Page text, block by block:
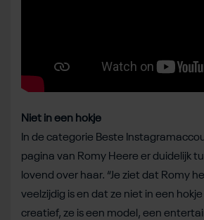
Niet in een hokje
In de categorie Beste
pagina van Romy Heere er duidelijk
lovend over haar. “Je ziet dat Romy
veelzijdig is en dat ze niet in een
creatief, ze is een model, een